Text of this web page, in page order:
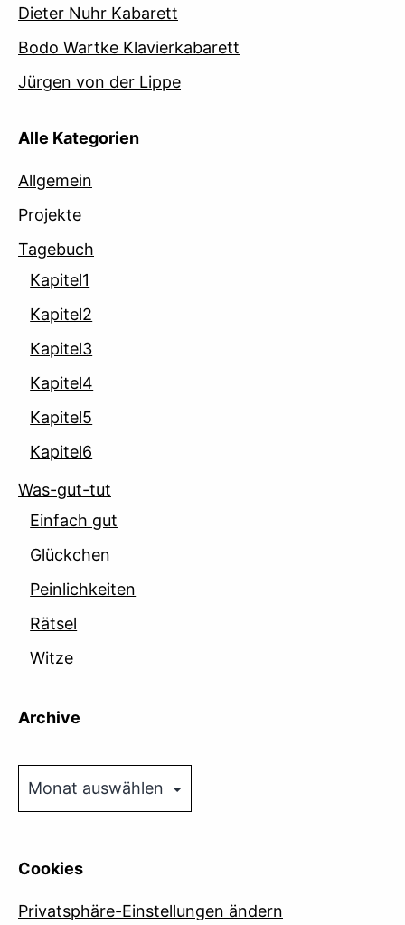
Dieter Nuhr Kabarett
Bodo Wartke Klavierkabarett
Jürgen von der Lippe
Alle Kategorien
Allgemein
Projekte
Tagebuch
Kapitel1
Kapitel2
Kapitel3
Kapitel4
Kapitel5
Kapitel6
Was-gut-tut
Einfach gut
Glückchen
Peinlichkeiten
Rätsel
Witze
Archive
Cookies
Privatsphäre-Einstellungen ändern